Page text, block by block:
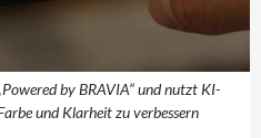
by BRAVIA“ und nutzt KI-
und Klarheit zu verbessern